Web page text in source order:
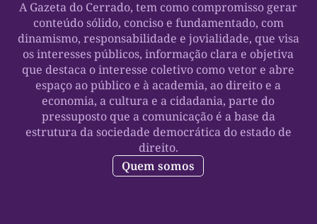
A Gazeta do Cerrado, tem como compromisso gerar
conteúdo sólido, conciso e fundamentado, com
dinamismo, responsabilidade e jovialidade, que visa
os interesses públicos, informação clara e objetiva
que destaca o interesse coletivo como vetor e abre
espaço ao público e à academia, ao direito e a
economia, a cultura e a cidadania, parte do
pressuposto que a comunicação é a base da
estrutura da sociedade democrática do estado de
direito.
Quem somos